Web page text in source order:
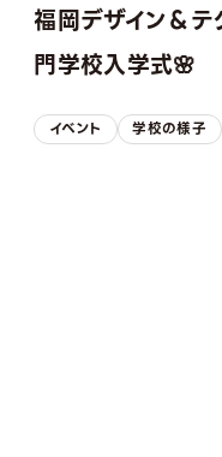
福岡デザイン＆テ
門学校入学式🌸
イベント 学校の様子